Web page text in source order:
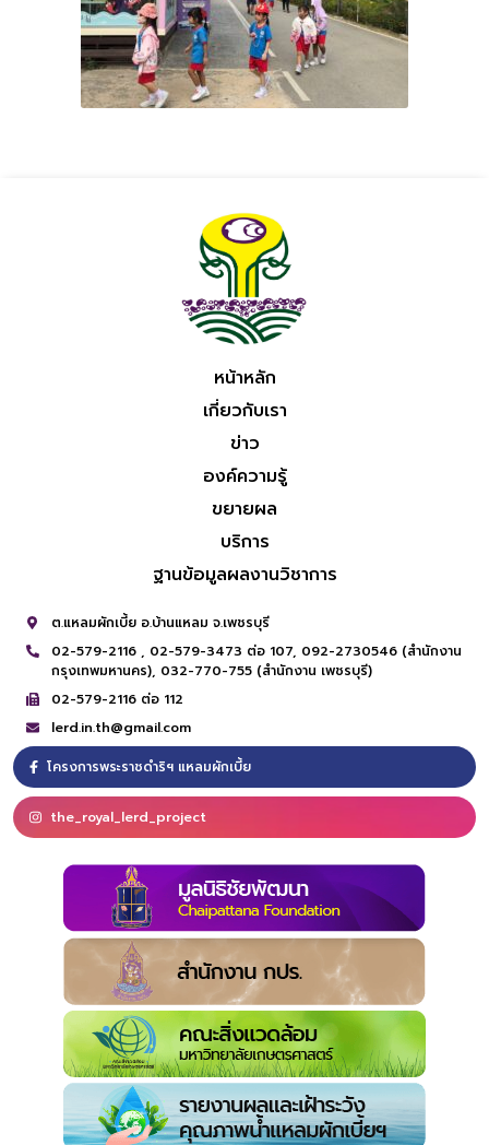
หน้าหลัก
เกี่ยวกับเรา
ข่าว
องค์ความรู้
ขยายผล
บริการ
ฐานข้อมูลผลงานวิชาการ
ต.แหลมผักเบี้ย อ.บ้านแหลม จ.เพชรบุรี
02-579-2116 , 02-579-3473 ต่อ 107, 092-2730546 (สำนักงาน
กรุงเทพมหานคร), 032-770-755 (สำนักงาน เพชรบุรี)
02-579-2116 ต่อ 112
lerd.in.th@gmail.com
โครงการพระราชดำริฯ แหลมผักเบี้ย
the_royal_lerd_project